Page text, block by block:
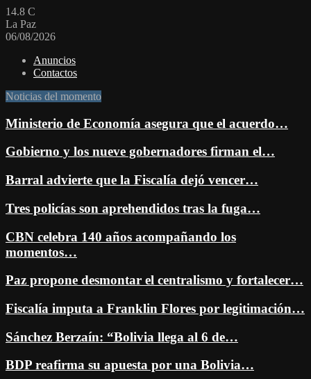
14.8 C
La Paz
06/08/2026
Anuncios
Contactos
Noticias del momento
Ministerio de Economía asegura que el acuerdo…
Gobierno y los nueve gobernadores firman el…
Barral advierte que la Fiscalía dejó vencer…
Tres policías son aprehendidos tras la fuga…
CBN celebra 140 años acompañando los
momentos…
Paz propone desmontar el centralismo y fortalecer…
Fiscalía imputa a Franklin Flores por legitimación…
Sánchez Berzaín: “Bolivia llega al 6 de…
BDP reafirma su apuesta por una Bolivia…